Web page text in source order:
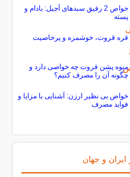
خواص 2‌ رفیق‌ سبدهای‌ آجیل:‌ بادام و
پسته
قره قروت، خوشمزه و پرخاصيت
میوه پشن فروت چه خواصی دارد و
چگونه آن را مصرف کنیم؟
خواص بی نظیر ارزن: آشنایی با مزایا و
فواید مصرف
ایران و جهان